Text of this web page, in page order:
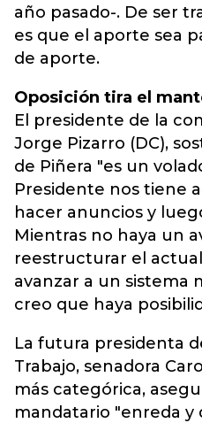
año pasado-. De ser
es que el aporte sea
de aporte.
Oposición tira el
El presidente de la
Jorge Pizarro (DC),
de Piñera "es un
Presidente nos tiene
hacer anuncios y
Mientras no haya un
reestructurar el
avanzar a un sistema
creo que haya
La futura presidenta
Trabajo, senadora
más categórica,
mandatario "enreda y